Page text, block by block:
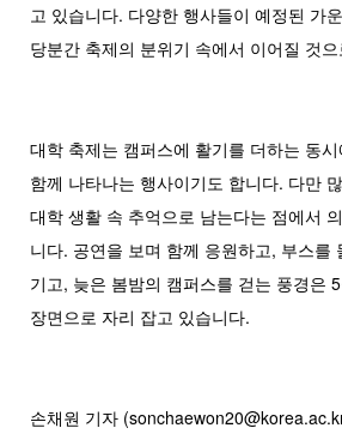
고 있습니다. 다양한 행사들이 예정된 가
당분간 축제의 분위기 속에서 이어질 것
대학 축제는 캠퍼스에 활기를 더하는 동
함께 나타나는 행사이기도 합니다. 다만
대학 생활 속 추억으로 남는다는 점에서
니다. 공연을 보며 함께 응원하고, 부스를
기고, 늦은 봄밤의 캠퍼스를 걷는 풍경은
장면으로 자리 잡고 있습니다.
손채원 기자